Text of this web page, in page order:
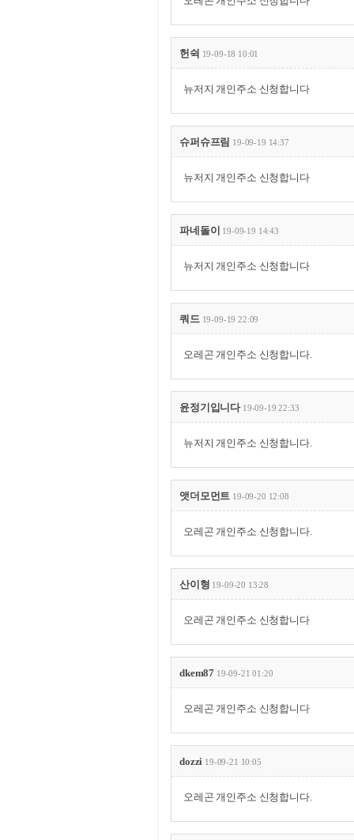
헌쉭 19-09-18 10:01
뉴저지 개인주소 신청합니다
슈퍼슈프림 19-09-19 14:37
뉴저지 개인주소 신청합니다
파네돌이 19-09-19 14:43
뉴저지 개인주소 신청합니다
쿼드 19-09-19 22:09
오레곤 개인주소 신청합니다.
윤정기입니다 19-09-19 22:33
뉴저지 개인주소 신청합니다.
앳더모먼트 19-09-20 12:08
오레곤 개인주소 신청합니다.
산이형 19-09-20 13:28
오레곤 개인주소 신청합니다
dkem87 19-09-21 01:20
오레곤 개인주소 신청합니다
dozzi 19-09-21 10:05
오레곤 개인주소 신청합니다.